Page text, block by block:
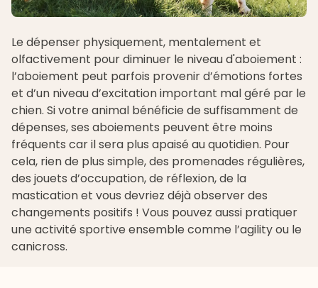
Le dépenser physiquement, mentalement et
olfactivement pour diminuer le niveau d'aboiement :
l’aboiement peut parfois provenir d’émotions fortes
et d’un niveau d’excitation important mal géré par le
chien. Si votre animal bénéficie de suffisamment de
dépenses, ses aboiements peuvent être moins
fréquents car il sera plus apaisé au quotidien. Pour
cela, rien de plus simple, des promenades régulières,
des jouets d’occupation, de réflexion, de la
mastication et vous devriez déjà observer des
changements positifs ! Vous pouvez aussi pratiquer
une activité sportive ensemble comme l’agilityou le
canicross.